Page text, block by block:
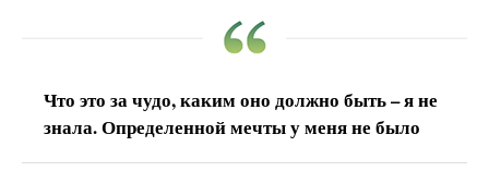
Что это за чудо, каким оно должно быть – я не
знала. Определенной мечты у меня не было